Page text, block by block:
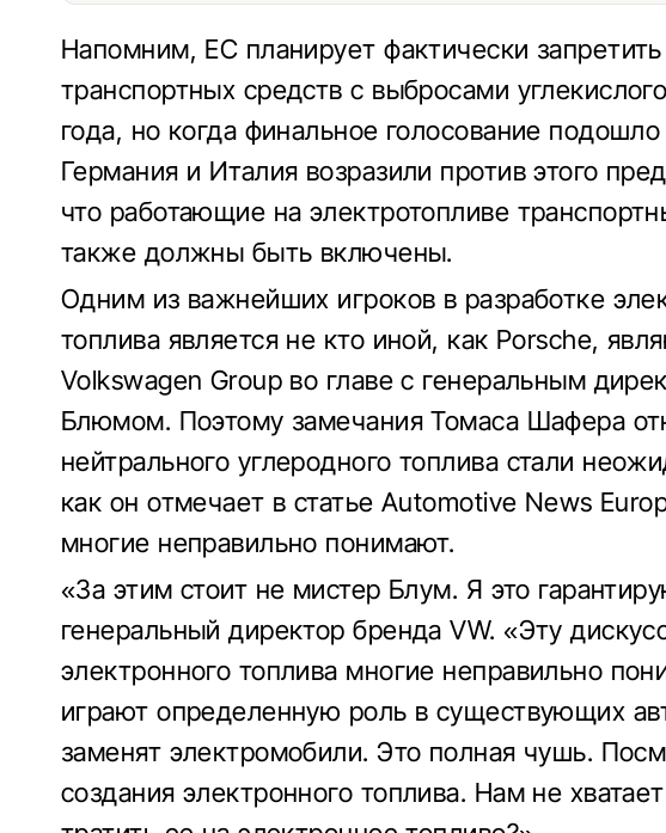
Напомним, ЕС планирует фактически
транспортных средств с выбросами
года, но когда финальное голосование подошло
Германия и Италия возразили против этого
что работающие на электротопливе
также должны быть включены.
Одним из важнейших игроков в разработке
топлива является не кто иной, как Porsche,
Volkswagen Group во главе с генеральным
Блюмом. Поэтому замечания Томаса Шафера
нейтрального углеродного топлива стали
как он отмечает в статье Automotive News
многие неправильно понимают.
«За этим стоит не мистер Блум. Я это
генеральный директор бренда VW. «Эту
электронного топлива многие неправильно
играют определенную роль в существующих
заменят электромобили. Это полная чушь.
создания электронного топлива. Нам не